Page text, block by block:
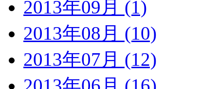
2013年09月 (1)
2013年08月 (10)
2013年07月 (12)